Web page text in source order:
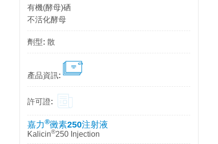
有機(酵母)硒
不活化酵母
散
嘉力®黴素250注射液
Kalicin®250 Injection